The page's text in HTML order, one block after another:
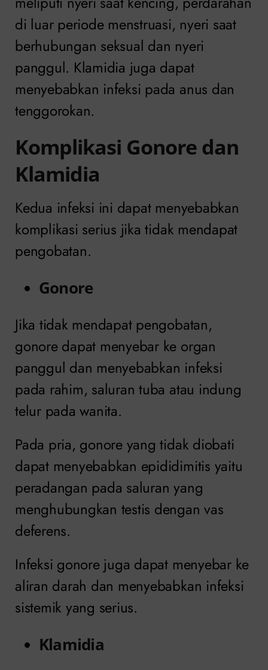
di luar periode menstruasi, nyeri saat
berhubungan seksual dan nyeri
panggul. Klamidia juga dapat
menyebabkan infeksi pada anus dan
tenggorokan.
Komplikasi Gonore dan
Klamidia
Kedua infeksi ini dapat menyebabkan
komplikasi serius jika tidak mendapat
pengobatan.
Gonore
Jika tidak mendapat pengobatan,
gonore dapat menyebar ke organ
panggul dan menyebabkan infeksi
pada rahim, saluran tuba atau indung
telur pada wanita.
Pada pria, gonore yang tidak diobati
dapat menyebabkan epididimitis yaitu
peradangan pada saluran yang
menghubungkan testis dengan vas
deferens.
Infeksi gonore juga dapat menyebar ke
aliran darah dan menyebabkan infeksi
sistemik yang serius.
Klamidia